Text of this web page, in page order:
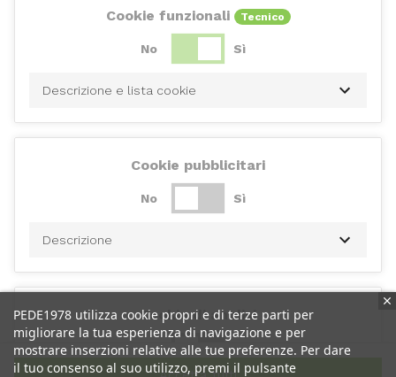
PEDE1978 utilizza cookie propri e di terze parti per
migliorare la tua esperienza di navigazione e per
mostrare inserzioni relative alle tue preferenze. Per dare
il tuo consenso al suo utilizzo, premi il pulsante
Cookie funzionali Tecnico
No Sì
Descrizione e lista cookie
Cookie pubblicitari
No Sì
Descrizione
Cookie di analisi
No Sì